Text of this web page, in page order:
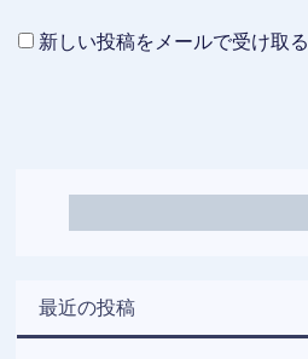
新しい投稿をメールで受け取る
最近の投稿